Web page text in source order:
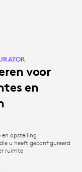
voor
en
en opstelling
u heeft geconfigureerd
ruimte